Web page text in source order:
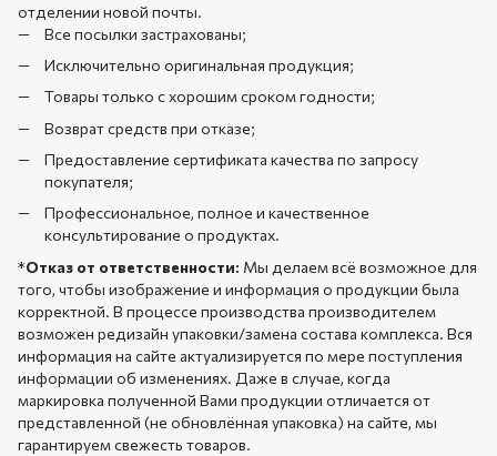
отделении новой почты.
Все посылки застрахованы;
Исключительно оригинальная продукция;
Товары только с хорошим сроком годности;
Возврат средств при отказе;
Предоставление сертификата качества по запросу
покупателя;
Профессиональное, полное и качественное
консультирование о продуктах.
*Отказ от ответственности: Мы делаем всё возможное для
того, чтобы изображение и информация о продукции была
корректной. В процессе производства производителем
возможен редизайн упаковки/замена состава комплекса. Вся
информация на сайте актуализируется по мере поступления
информации об изменениях. Даже в случае, когда
маркировка полученной Вами продукции отличается от
представленной (не обновлённая упаковка) на сайте, мы
гарантируем свежесть товаров.